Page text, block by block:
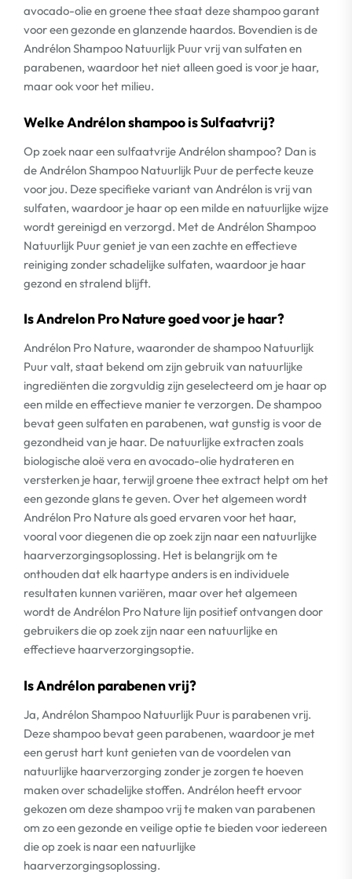
avocado-olie en groene thee staat deze shampoo garant
voor een gezonde en glanzende haardos. Bovendien is de
Andrélon Shampoo Natuurlijk Puur vrij van sulfaten en
parabenen, waardoor het niet alleen goed is voor je haar,
maar ook voor het milieu.
Welke Andrélon shampoo is Sulfaatvrij?
Op zoek naar een sulfaatvrije Andrélon shampoo? Dan is
de Andrélon Shampoo Natuurlijk Puur de perfecte keuze
voor jou. Deze specifieke variant van Andrélon is vrij van
sulfaten, waardoor je haar op een milde en natuurlijke wijze
wordt gereinigd en verzorgd. Met de Andrélon Shampoo
Natuurlijk Puur geniet je van een zachte en effectieve
reiniging zonder schadelijke sulfaten, waardoor je haar
gezond en stralend blijft.
Is Andrelon Pro Nature goed voor je haar?
Andrélon Pro Nature, waaronder de shampoo Natuurlijk
Puur valt, staat bekend om zijn gebruik van natuurlijke
ingrediënten die zorgvuldig zijn geselecteerd om je haar op
een milde en effectieve manier te verzorgen. De shampoo
bevat geen sulfaten en parabenen, wat gunstig is voor de
gezondheid van je haar. De natuurlijke extracten zoals
biologische aloë vera en avocado-olie hydrateren en
versterken je haar, terwijl groene thee extract helpt om het
een gezonde glans te geven. Over het algemeen wordt
Andrélon Pro Nature als goed ervaren voor het haar,
vooral voor diegenen die op zoek zijn naar een natuurlijke
haarverzorgingsoplossing. Het is belangrijk om te
onthouden dat elk haartype anders is en individuele
resultaten kunnen variëren, maar over het algemeen
wordt de Andrélon Pro Nature lijn positief ontvangen door
gebruikers die op zoek zijn naar een natuurlijke en
effectieve haarverzorgingsoptie.
Is Andrélon parabenen vrij?
Ja, Andrélon Shampoo Natuurlijk Puur is parabenen vrij.
Deze shampoo bevat geen parabenen, waardoor je met
een gerust hart kunt genieten van de voordelen van
natuurlijke haarverzorging zonder je zorgen te hoeven
maken over schadelijke stoffen. Andrélon heeft ervoor
gekozen om deze shampoo vrij te maken van parabenen
om zo een gezonde en veilige optie te bieden voor iedereen
die op zoek is naar een natuurlijke
haarverzorgingsoplossing.